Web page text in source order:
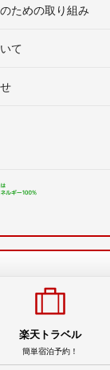
ための取り組み
て
楽天トラベル
簡単宿泊予約！